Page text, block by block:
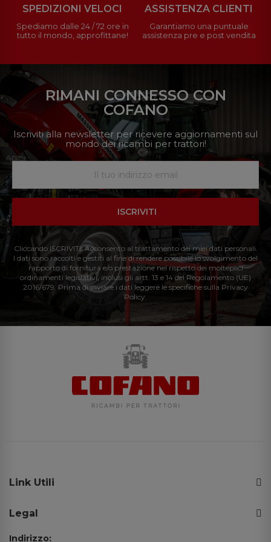
SPEDIZIONI VELOCI
Spediamo dalle 24 / 72 ore in
tutto il mondo, approfittane!
ASSISTENZA CLIENTI
Garantiamo una puntuale
assistenza pre e post vendita
RIMANI CONNESSO CON
COFANO
Iscriviti alla newsletter per ricevere aggiornamenti sul
mondo dei ricambi per trattori!
ISCRIVITI
Cliccando ISCRIVITI: Acconsento al trattamento dei miei dati personali.
I dati sono raccolti e gestiti al fine di rendere possibile lo svolgimento del
rapporto di fornitura e/o prestazione nel rispetto dei molteplici
ordinamenti legislativi, inclusi gli artt. 13 e 14 del Regolamento (UE)
2016/679. Prima di inviare i dati leggere le specifiche sulla Privacy
Policy.
Link Utili
Legal
Indirizzo: